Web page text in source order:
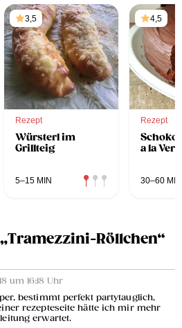
3,5
Rezept
Würsterl im
Grillteig
5–15 MIN
4,5
Rezept
a la
30–60 MIN
Röllchen“
um 16:18 Uhr
bestimmt perfekt partytauglich,
rezepteseite hätte ich mir mehr
erwartet.